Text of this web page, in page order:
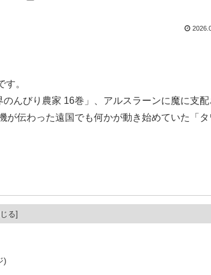
。
んびり農家 16巻」、アルスラーンに魔に支
が伝わった遠国でも何かが動き始めていた「
)